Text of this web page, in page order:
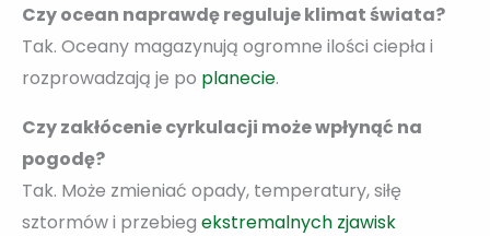
Czy ocean naprawdę reguluje klimat świata?
Tak. Oceany magazynują ogromne ilości ciepła i
rozprowadzają je po planecie.
Czy zakłócenie cyrkulacji może wpłynąć na
pogodę?
Tak. Może zmieniać opady, temperatury, siłę
sztormów i przebieg ekstremalnych zjawisk